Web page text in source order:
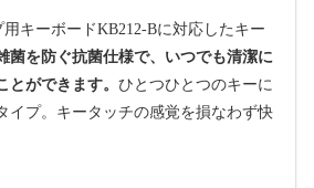
キーボードKB212-Bに対応したキー
菌を防ぐ抗菌仕様で、いつでも清潔に
とができます。 ひとつひとつのキーに
イプ。キータッチの感覚を損なわず快